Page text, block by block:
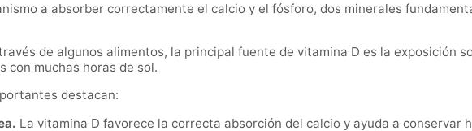
a absorber correctamente el calcio y el fósforo, dos minerales
de algunos alimentos, la principal fuente de vitamina D es la exposición
con muchas horas de sol.
destacan:
La vitamina D favorece la correcta absorción del calcio y ayuda a conservar